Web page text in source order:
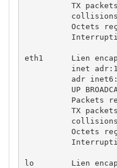
TX
Octets
eth1      Lien
inet
adr
UP
Packets
TX
Octets
lo        Lien